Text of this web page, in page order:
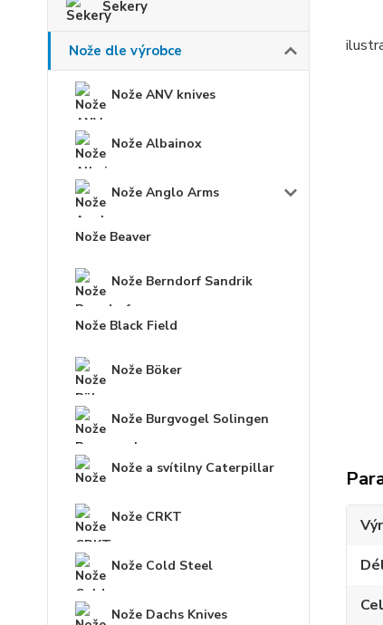
Sekery
Nože dle výrobce
Nože ANV knives
Nože Albainox
Nože Anglo Arms
Nože Beaver
Nože Berndorf Sandrik
Nože Black Field
Nože Böker
Nože Burgvogel Solingen
Nože a svítilny Caterpillar
Nože CRKT
Nože Cold Steel
Nože Dachs Knives